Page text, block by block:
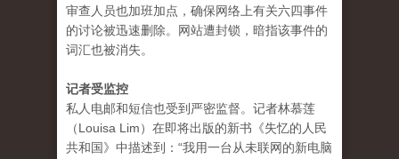
审查人员也加班加点，确保网络上有关六四事件
的讨论被迅速删除。网站遭封锁，暗指该事件的
词汇也被消失。
记者受监控
私人电邮和短信也受到严密监督。记者林慕莲
（Louisa Lim）在即将出版的新书《失忆的人民
共和国》中描述到：“我用一台从未联网的新电脑